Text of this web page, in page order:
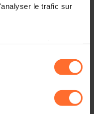
le trafic sur
nécessaires au
des différents
« Détails » ci-
regarding the
of Commerce.
08 March 2024.